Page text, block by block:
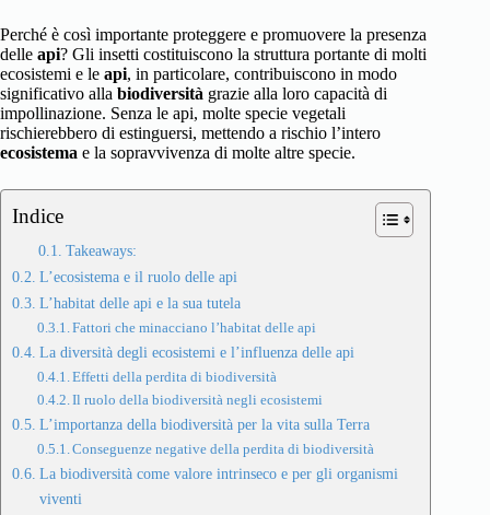
Perché è così importante proteggere e promuovere la presenza
delle api? Gli insetti costituiscono la struttura portante di molti
ecosistemi e le api, in particolare, contribuiscono in modo
significativo alla biodiversità grazie alla loro capacità di
impollinazione. Senza le api, molte specie vegetali
rischierebbero di estinguersi, mettendo a rischio l’intero
ecosistema e la sopravvivenza di molte altre specie.
Indice
Takeaways:
L’ecosistema e il ruolo delle api
L’habitat delle api e la sua tutela
Fattori che minacciano l’habitat delle api
La diversità degli ecosistemi e l’influenza delle api
Effetti della perdita di biodiversità
Il ruolo della biodiversità negli ecosistemi
L’importanza della biodiversità per la vita sulla Terra
Conseguenze negative della perdita di biodiversità
La biodiversità come valore intrinseco e per gli organismi
viventi